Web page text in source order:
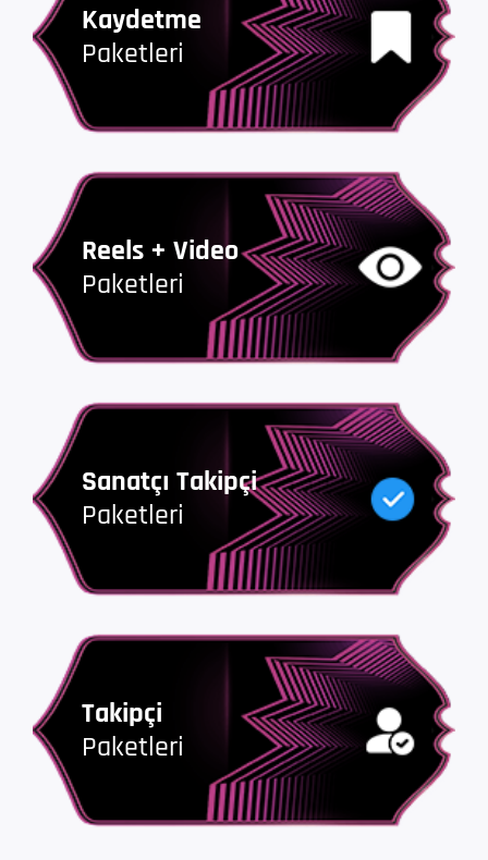
Kaydetme
Paketleri
Reels + Video
Paketleri
Sanatçı Takipçi
Paketleri
Takipçi
Paketleri